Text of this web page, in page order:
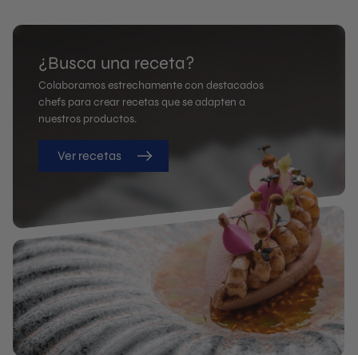
¿Busca una receta?
Colaboramos estrechamente con destacados
chefs para crear recetas que se adapten a
nuestros productos.
Ver recetas